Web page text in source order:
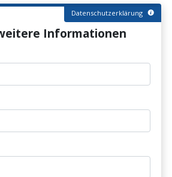
Datenschutzerklärung
Informationen